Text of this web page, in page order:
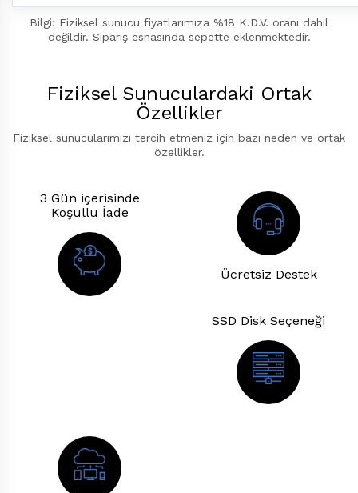
Bilgi: Fiziksel sunucu fiyatlarımıza %18 K.D.V. oranı dahil
değildir. Sipariş esnasında sepette eklenmektedir.
Fiziksel Sunuculardaki Ortak
Özellikler
Fiziksel sunucularımızı tercih etmeniz için bazı neden ve ortak
özellikler.
3 Gün içerisinde
Koşullu İade
Ücretsiz Destek
SSD Disk Seçeneği